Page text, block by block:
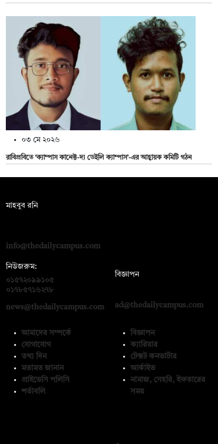
০৩ মে ২০২৬
রাবিপ্রবিতে ‘ক্যাম্পাস কানেক্ট-দ্য ডেইলি ক্যাম্পাস’-এর আহ্বায়ক কমিটি গঠন
মাহবুব রনি
info@thedailycampus.com
নিউজরুম:
০১৫৭২০৯৯১০৫
০১৭৮৫৭১৬২৭৮
news@thedailycampus.com
বিজ্ঞাপন
ad@thedailycampus.com
আমাদের সম্পর্কে
যোগাযোগ
তথ্য দিন
মতামত জানান
প্রাইভেসি পলিসি
শর্তাবলি
বিজ্ঞাপন
ক্যারিয়ার
টেক্সট কনভার্টার
আর্কাইভ
নামাজ, সেহরি, ইফতারের
সময়